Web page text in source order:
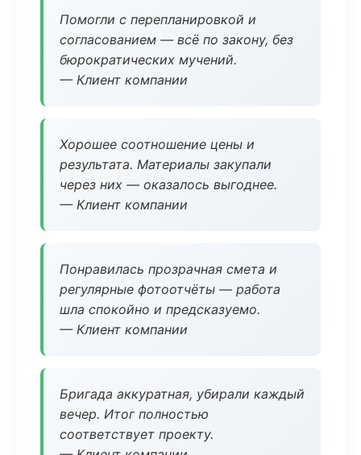
Помогли с перепланировкой и
согласованием — всё по закону, без
бюрократических мучений.
— Клиент компании
Хорошее соотношение цены и
результата. Материалы закупали
через них — оказалось выгоднее.
— Клиент компании
Понравилась прозрачная смета и
регулярные фотоотчёты — работа
шла спокойно и предсказуемо.
— Клиент компании
Бригада аккуратная, убирали каждый
вечер. Итог полностью
соответствует проекту.